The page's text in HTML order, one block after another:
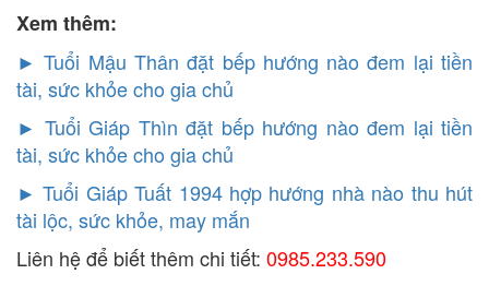
Xem thêm:
► Tuổi Mậu Thân đặt bếp hướng nào đem lại tiền
tài, sức khỏe cho gia chủ
► Tuổi Giáp Thìn đặt bếp hướng nào đem lại tiền
tài, sức khỏe cho gia chủ
►Tuổi Giáp Tuất 1994 hợp hướng nhà nào thu hút
tài lộc, sức khỏe, may mắn
Liên hệ để biết thêm chi tiết: 0985.233.590